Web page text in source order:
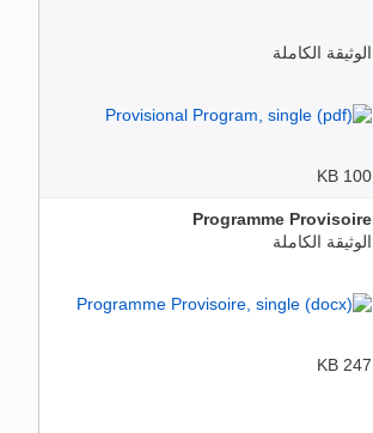
الوثيقة الكاملة
100 KB
Programme Provisoire
الوثيقة الكاملة
247 KB